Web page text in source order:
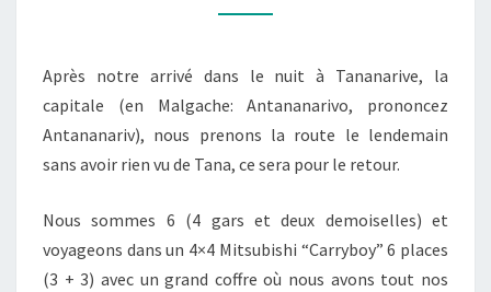
Après notre arrivé dans le nuit à Tananarive, la
capitale (en Malgache: Antananarivo, prononcez
Antananariv), nous prenons la route le lendemain
sans avoir rien vu de Tana, ce sera pour le retour.
Nous sommes 6 (4 gars et deux demoiselles) et
voyageons dans un 4×4 Mitsubishi “Carryboy” 6 places
(3 + 3) avec un grand coffre où nous avons tout nos